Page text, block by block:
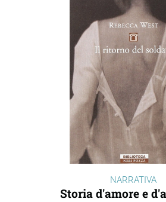
NARRATIVA
Storia d'amore e